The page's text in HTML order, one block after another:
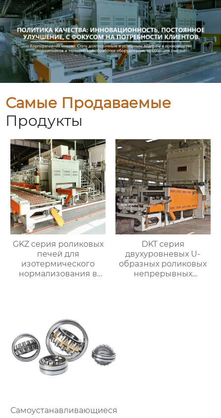
Самые Продаваемые
Продукты
GKZ серия роликовых
печей для
изотермического
нормализования в
DKT серия
двухуровневых U-
образных роликовых
непрерывных
Самоустанавливающиеся